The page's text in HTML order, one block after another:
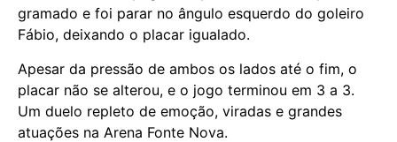
gramado e foi parar no ângulo esquerdo do goleiro
Fábio, deixando o placar igualado.
Apesar da pressão de ambos os lados até o fim, o
placar não se alterou, e o jogo terminou em 3 a 3.
Um duelo repleto de emoção, viradas e grandes
atuações na Arena Fonte Nova.